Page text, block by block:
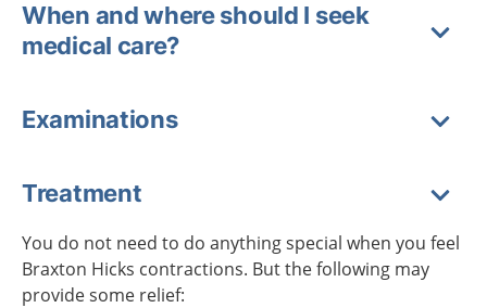
When and where should I seek
medical care?
Examinations
Treatment
You do not need to do anything special when you feel
Braxton Hicks contractions. But the following may
provide some relief: